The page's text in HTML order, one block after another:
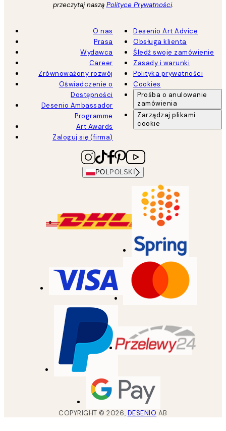
przeczytaj naszą Polityce Prywatności.
O nas
Prasa
Wydawca
Career
Zrównoważony rozwój
Oświadczenie o
Dostępności
Desenio Ambassador
Programme
Art Awards
Zaloguj się (firma)
Desenio Art Advice
Obsługa klienta
Śledź swoje zamówienie
Zasady i warunki
Polityka prywatności
Cookies
Prośba o anulowanie
zamówienia
Zarządzaj plikami
cookie
POL POLSKI
COPYRIGHT ©2026, DESENIO AB